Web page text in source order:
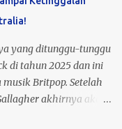
sekarang. Jadi,
atau baru kenal
buat lihat mereka
yang ditunggu-tunggu
di tahun 2025 dan ini
Britpop. Setelah
akhirnya akan